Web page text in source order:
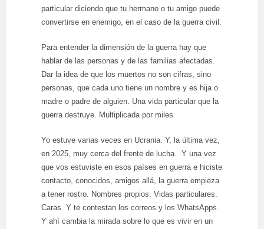
particular diciendo que tu hermano o tu amigo puede
convertirse en enemigo, en el caso de la guerra civil.
Para entender la dimensión de la guerra hay que
hablar de las personas y de las familias afectadas.
Dar la idea de que los muertos no son cifras, sino
personas, que cada uno tiene un nombre y es hija o
madre o padre de alguien. Una vida particular que la
guerra destruye. Multiplicada por miles.
Yo estuve varias veces en Ucrania. Y, la última vez,
en 2025, muy cerca del frente de lucha. Y una vez
que vos estuviste en esos países en guerra e hiciste
contacto, conocidos, amigos allá, la guerra empieza
a tener rostro. Nombres propios. Vidas particulares.
Caras. Y te contestan los correos y los WhatsApps.
Y ahí cambia la mirada sobre lo que es vivir en un